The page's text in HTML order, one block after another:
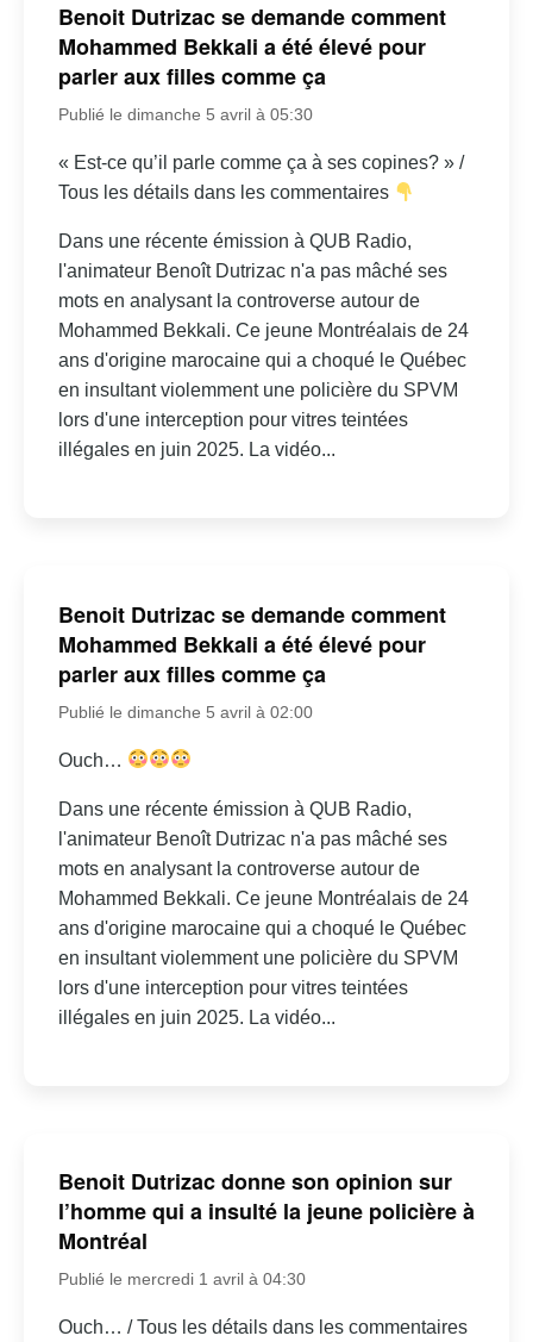
Benoit Dutrizac se demande comment
Mohammed Bekkali a été élevé pour
parler aux filles comme ça
Publié le dimanche 5 avril à 05:30
« Est-ce qu’il parle comme ça à ses copines? » /
Tous les détails dans les commentaires
Dans une récente émission à QUB Radio,
l'animateur Benoît Dutrizac n'a pas mâché ses
mots en analysant la controverse autour de
Mohammed Bekkali. Ce jeune Montréalais de 24
ans d'origine marocaine qui a choqué le Québec
en insultant violemment une policière du SPVM
lors d'une interception pour vitres teintées
illégales en juin 2025. La vidéo...
Benoit Dutrizac se demande comment
Mohammed Bekkali a été élevé pour
parler aux filles comme ça
Publié le dimanche 5 avril à 02:00
Ouch…
Dans une récente émission à QUB Radio,
l'animateur Benoît Dutrizac n'a pas mâché ses
mots en analysant la controverse autour de
Mohammed Bekkali. Ce jeune Montréalais de 24
ans d'origine marocaine qui a choqué le Québec
en insultant violemment une policière du SPVM
lors d'une interception pour vitres teintées
illégales en juin 2025. La vidéo...
Benoit Dutrizac donne son opinion sur
l’homme qui a insulté la jeune policière à
Montréal
Publié le mercredi 1 avril à 04:30
Ouch… / Tous les détails dans les commentaires